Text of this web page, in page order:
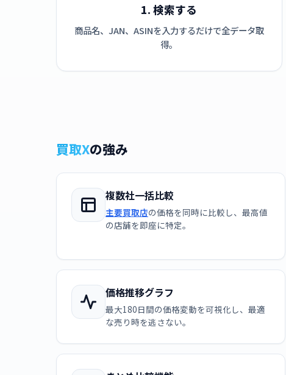
1. 検索する
商品名、JAN、ASINを入力するだけで全データ取
得。
買取Xの強み
複数社一括比較
主要買取店の価格を同時に比較し、最高値
の店舗を即座に特定。
価格推移グラフ
最大180日間の価格変動を可視化し、最適
な売り時を逃さない。